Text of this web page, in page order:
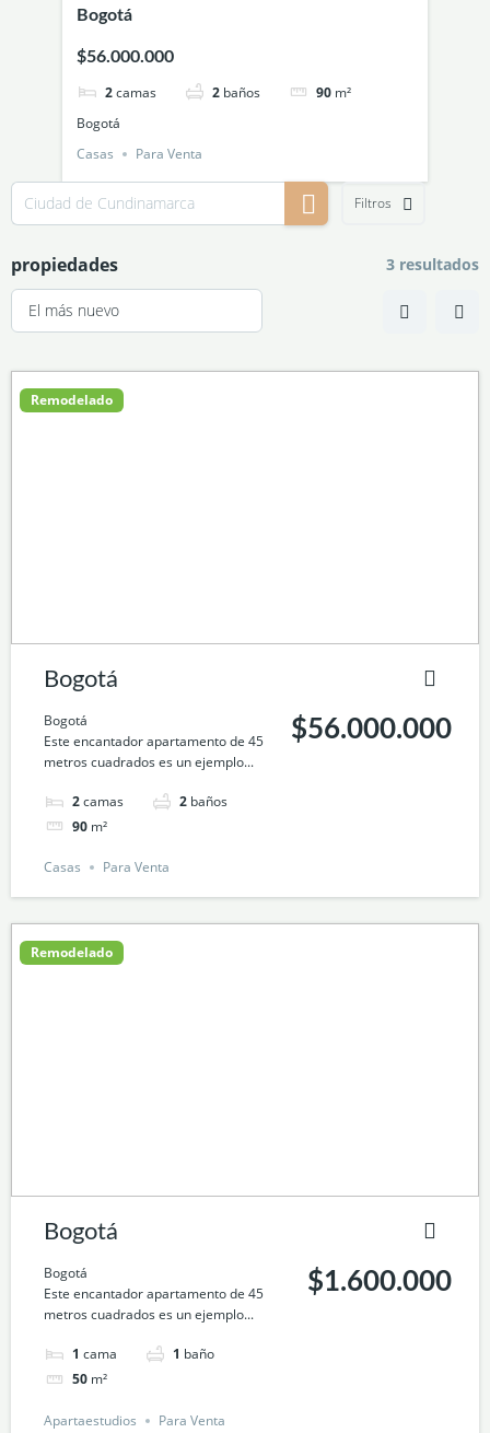
Bogotá
$56.000.000
2camas 2 baños 90 m²
Bogotá
Casas
Para Venta
Filtros
propiedades 3 resultados
Remodelado
Bogotá
Bogotá
Este encantador apartamento de 45
metros cuadrados es un ejemplo...
2camas 2 baños
90 m²
$56.000.000
Casas Para Venta
Remodelado
Bogotá
Bogotá
Este encantador apartamento de 45
metros cuadrados es un ejemplo...
1 cama 1 baño
50 m²
$1.600.000
Apartaestudios Para Venta